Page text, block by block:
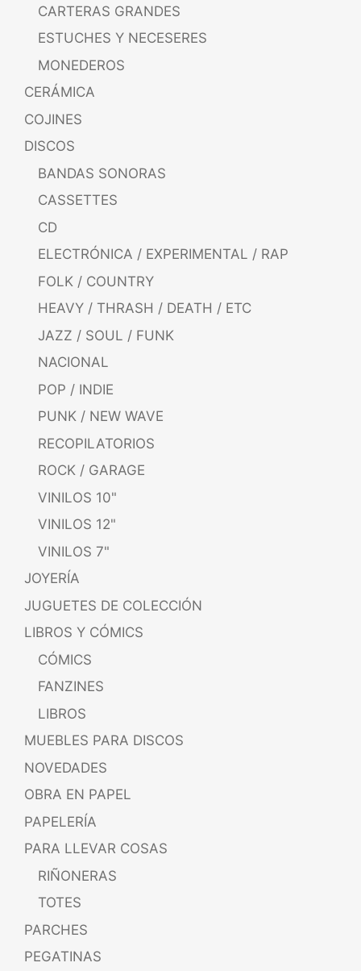
CARTERAS GRANDES
ESTUCHES Y NECESERES
MONEDEROS
CERÁMICA
COJINES
DISCOS
BANDAS SONORAS
CASSETTES
CD
ELECTRÓNICA / EXPERIMENTAL / RAP
FOLK / COUNTRY
HEAVY / THRASH / DEATH / ETC
JAZZ / SOUL / FUNK
NACIONAL
POP / INDIE
PUNK / NEW WAVE
RECOPILATORIOS
ROCK / GARAGE
VINILOS 10"
VINILOS 12"
VINILOS 7"
JOYERÍA
JUGUETES DE COLECCIÓN
LIBROS Y CÓMICS
CÓMICS
FANZINES
LIBROS
MUEBLES PARA DISCOS
NOVEDADES
OBRA EN PAPEL
PAPELERÍA
PARA LLEVAR COSAS
RIÑONERAS
TOTES
PARCHES
PEGATINAS